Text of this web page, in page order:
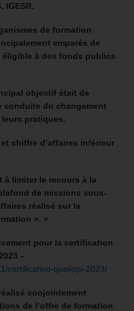
IGESR.
de formation
emparés de
éligible à des fonds publics
objectif était de
conduite du changement
leurs pratiques.
chiffre d’affaires inférieur
à limiter le recours à la
de missions sous-
réalisé sur la
». »
pour la certification
–
certification-qualiopi-2023/
conjointement
de l’offre de formation